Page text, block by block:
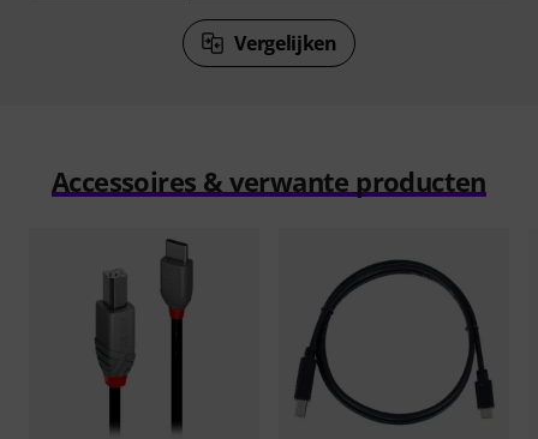
Vergelijken
Accessoires & verwante producten